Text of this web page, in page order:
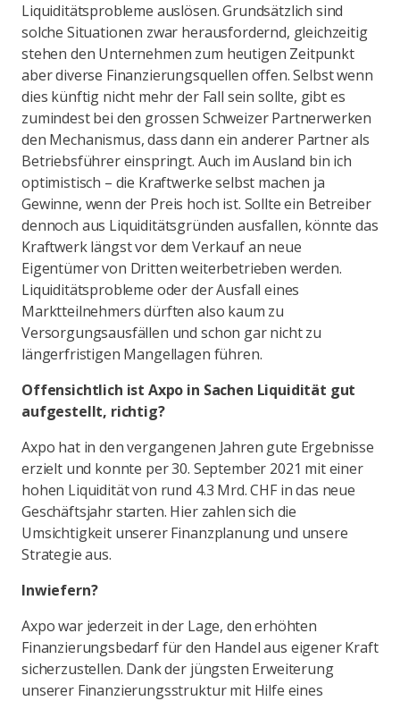
Liquiditätsprobleme auslösen. Grundsätzlich sind
solche Situationen zwar herausfordernd, gleichzeitig
stehen den Unternehmen zum heutigen Zeitpunkt
aber diverse Finanzierungsquellen offen. Selbst wenn
dies künftig nicht mehr der Fall sein sollte, gibt es
zumindest bei den grossen Schweizer Partnerwerken
den Mechanismus, dass dann ein anderer Partner als
Betriebsführer einspringt. Auch im Ausland bin ich
optimistisch – die Kraftwerke selbst machen ja
Gewinne, wenn der Preis hoch ist. Sollte ein Betreiber
dennoch aus Liquiditätsgründen ausfallen, könnte das
Kraftwerk längst vor dem Verkauf an neue
Eigentümer von Dritten weiterbetrieben werden.
Liquiditätsprobleme oder der Ausfall eines
Marktteilnehmers dürften also kaum zu
Versorgungsausfällen und schon gar nicht zu
längerfristigen Mangellagen führen.
Offensichtlich ist Axpo in Sachen Liquidität gut
aufgestellt, richtig?
Axpo hat in den vergangenen Jahren gute Ergebnisse
erzielt und konnte per 30. September 2021 mit einer
hohen Liquidität von rund 4.3 Mrd. CHF in das neue
Geschäftsjahr starten. Hier zahlen sich die
Umsichtigkeit unserer Finanzplanung und unsere
Strategie aus.
Inwiefern?
Axpo war jederzeit in der Lage, den erhöhten
Finanzierungsbedarf für den Handel aus eigener Kraft
sicherzustellen. Dank der jüngsten Erweiterung
unserer Finanzierungsstruktur mit Hilfe eines